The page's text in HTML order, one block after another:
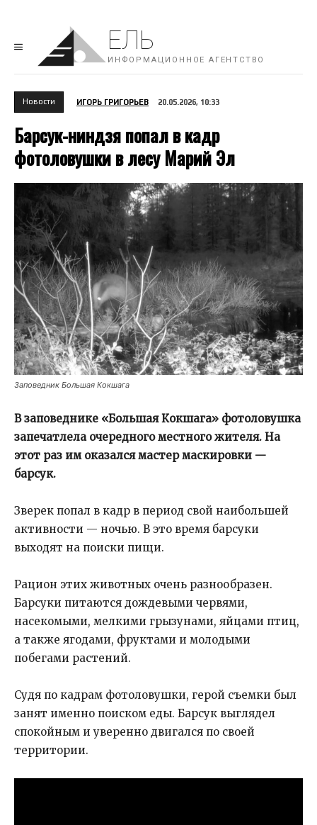
ЕЛЬ
ИНФОРМАЦИОННОЕ АГЕНТСТВО
Новости ИГОРЬ ГРИГОРЬЕВ 20.05.2026, 10:33
Барсук-ниндзя попал в кадр
фотоловушки в лесу Марий Эл
Заповедник Большая Кокшага
В заповеднике «Большая Кокшага» фотоловушка
запечатлела очередного местного жителя. На
этот раз им оказался мастер маскировки —
барсук.
Зверек попал в кадр в период свой наибольшей
активности — ночью. В это время барсуки
выходят на поиски пищи.
Рацион этих животных очень разнообразен.
Барсуки питаются дождевыми червями,
насекомыми, мелкими грызунами, яйцами птиц,
а также ягодами, фруктами и молодыми
побегами растений.
Судя по кадрам фотоловушки, герой съемки был
занят именно поиском еды. Барсук выглядел
спокойным и уверенно двигался по своей
территории.